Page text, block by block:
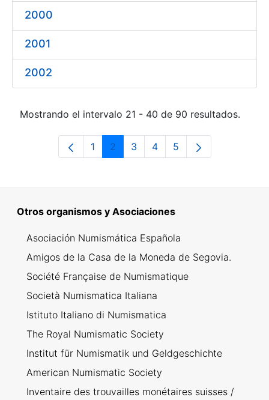
2000
2001
2002
Mostrando el intervalo 21 - 40 de 90 resultados.
Página
1 Página
2 Página
3 Página
4 Página
5
Otros organismos y Asociaciones
Asociación Numismática Española
Amigos de la Casa de la Moneda de Segovia.
Société Française de Numismatique
Società Numismatica Italiana
Istituto Italiano di Numismatica
The Royal Numismatic Society
Institut für Numismatik und Geldgeschichte
American Numismatic Society
Inventaire des trouvailles monétaires suisses /